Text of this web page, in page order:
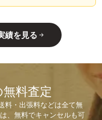
績を見る
無料査定
料・出張料などは全て無
、無料でキャンセルも可